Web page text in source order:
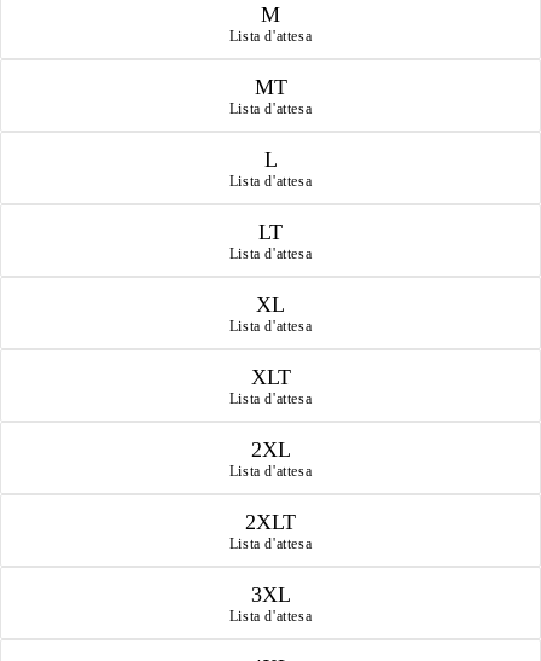
M
Lista d'attesa
MT
Lista d'attesa
L
Lista d'attesa
LT
Lista d'attesa
XL
Lista d'attesa
XLT
Lista d'attesa
2XL
Lista d'attesa
2XLT
Lista d'attesa
3XL
Lista d'attesa